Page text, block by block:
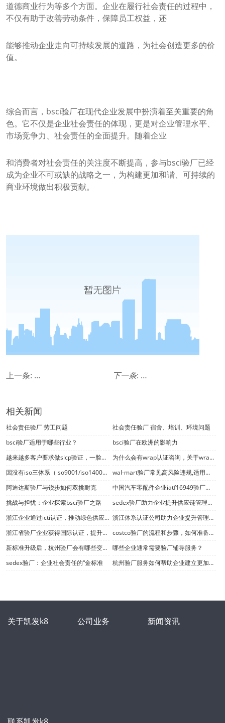
道德商业行为等多个方面。企业在履行社会责任的过程中，
不仅有助于改善劳动条件，保障员工权益，还
能够推动企业走向可持续发展的道路，为社会创造更多的价
值。
综合而言，bsci验厂在现代企业发展中扮演着至关重要的角
色。它不仅是企业社会责任的体现，更是对企业管理水平、
市场竞争力、社会责任的全面提升。随着企业
和消费者对社会责任的关注度不断提高，参与bsci验厂已经
成为企业不可或缺的战略之一，为构建更加和谐、可持续的
商业环境做出积极贡献。
上一条:
挑战与担忧：企业探索bsci验厂之路
下一条: iso14000认证流程：
相关新闻
社会责任验厂 劳工问题
社会责任验厂 宿舍、培训、环境问题
bsci验厂适用于哪些行业？
bsci验厂在欧洲的影响力
越来越多客户要求做slcp验证，一脸茫然的你怎么办？
为什么会有wrap认证咨询，关于wrap认证你了解多少？
因没有iso三体系（iso9001/iso14001/iso45001）验厂认证证书而错失项目中标何其多
wal-mart验厂常见高风险违规,适用于wm es 2006版
阿迪达斯验厂与锐步如何双挑耐克
中国汽车零配件企业iatf16949验厂认证开始审核
挑战与担忧：企业探索bsci验厂之路
sedex验厂助力企业提升供应链管理水平，确保产品质量与安全
浙江企业通过icti认证，推动绿色供应链发展
浙江体系认证公司助力企业提升管理水平，推动行业高质量发展
浙江省验厂企业获得国际认证，提升品牌影响力和市场竞争力
costco验厂的流程和步骤，如何准备和应对costco的现场审核
新标准升级后，杭州验厂会有哪些变化？
哪些企业通常需要验厂辅导服务？
sedex验厂：企业社会责任的“金标准
杭州验厂服务如何帮助企业建立更加完善的管理体系
关于凯发k8 公司业务 新闻资讯